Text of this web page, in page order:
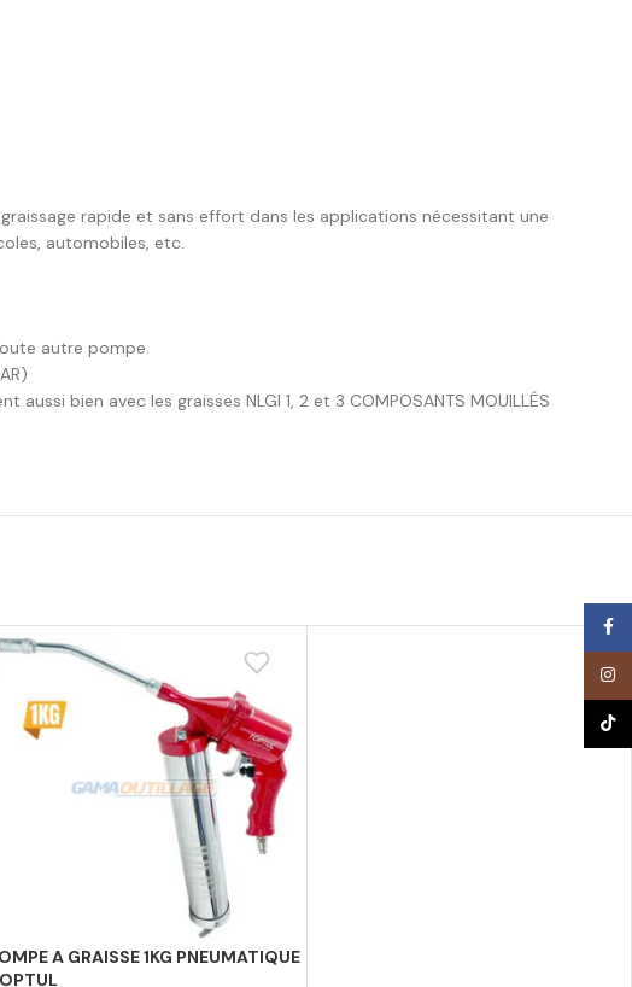
rapide et sans effort dans les applications nécessitant une
automobiles, etc.
autre pompe.
bien avec les graisses NLGI 1, 2 et 3 COMPOSANTS MOUILLÉS
A GRAISSE 1KG PNEUMATIQUE